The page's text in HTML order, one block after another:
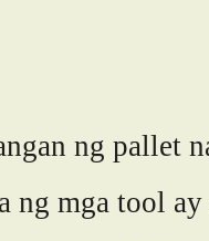
ng pallet na
ng mga tool